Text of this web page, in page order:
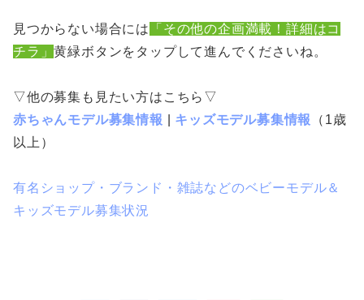
見つからない場合には
「その他の企画満載！詳細はコ
チラ」黄緑ボタンをタップして進んでくださいね。
▽他の募集も見たい方はこちら▽
赤ちゃんモデル募集情報
キッズモデル募集情報
（1歳
以上）
有名ショップ・ブランド・雑誌などのベビーモデル＆
キッズモデル募集状況